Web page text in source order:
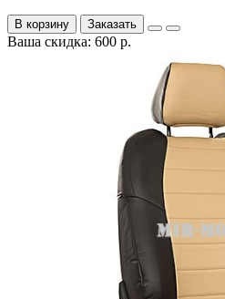
В корзину Заказать
Ваша скидка: 600 р.